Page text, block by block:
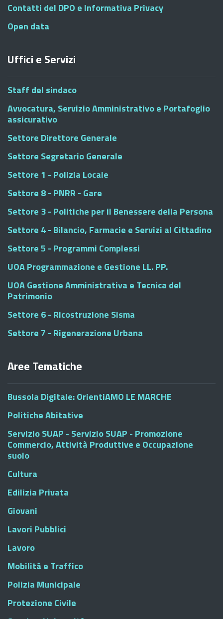
Contatti del DPO e Informativa Privacy
Open data
Uffici e Servizi
Staff del sindaco
Avvocatura, Servizio Amministrativo e Portafoglio
assicurativo
Settore Direttore Generale
Settore Segretario Generale
Settore 1 - Polizia Locale
Settore 8 - PNRR - Gare
Settore 3 - Politiche per il Benessere della Persona
Settore 4 - Bilancio, Farmacie e Servizi al Cittadino
Settore 5 - Programmi Complessi
UOA Programmazione e Gestione LL. PP.
UOA Gestione Amministrativa e Tecnica del
Patrimonio
Settore 6 - Ricostruzione Sisma
Settore 7 - Rigenerazione Urbana
Aree Tematiche
Bussola Digitale: OrientiAMO LE MARCHE
Politiche Abitative
Servizio SUAP - Servizio SUAP - Promozione
Commercio, Attività Produttive e Occupazione
suolo
Cultura
Edilizia Privata
Giovani
Lavori Pubblici
Lavoro
Mobilità e Traffico
Polizia Municipale
Protezione Civile